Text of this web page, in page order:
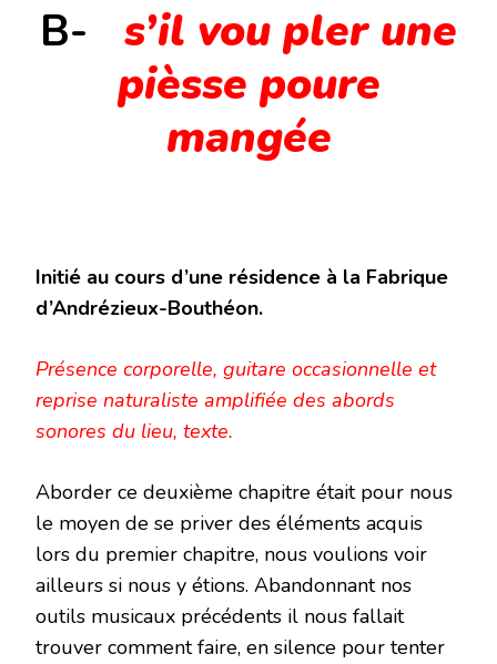
B- s’il vou pler une
pièsse poure
mangée
Initié au cours d’une résidence à la Fabrique
d’Andrézieux-Bouthéon.
Présence corporelle, guitare occasionnelle et
reprise naturaliste amplifiée des abords
sonores du lieu, texte.
Aborder ce deuxième chapitre était pour nous
le moyen de se priver des éléments acquis
lors du premier chapitre, nous voulions voir
ailleurs si nous y étions. Abandonnant nos
outils musicaux précédents il nous fallait
trouver comment faire, en silence pour tenter